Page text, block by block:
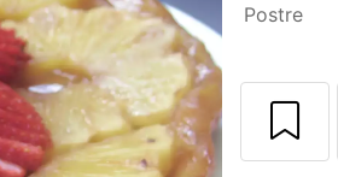
Postre